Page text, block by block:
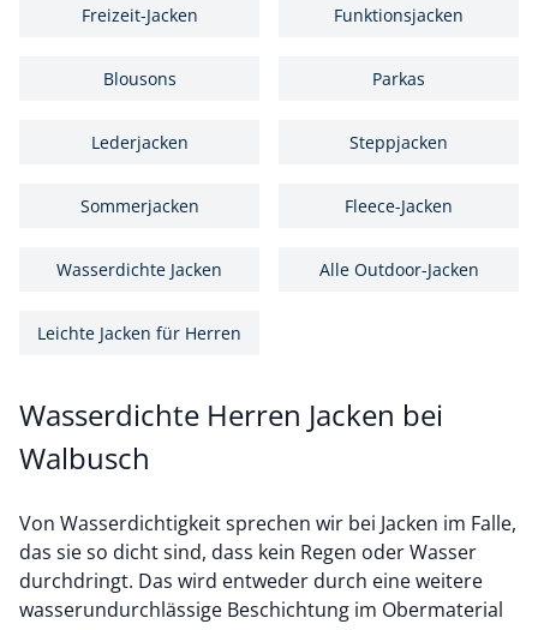
Freizeit-Jacken Funktionsjacken
Blousons Parkas
Lederjacken Steppjacken
Sommerjacken Fleece-Jacken
Wasserdichte Jacken Alle Outdoor-Jacken
Leichte Jacken für Herren
Wasserdichte Herren Jacken bei
Walbusch
Von Wasserdichtigkeit sprechen wir bei Jacken im Falle,
das sie so dicht sind, dass kein Regen oder Wasser
durchdringt. Das wird entweder durch eine weitere
wasserundurchlässige Beschichtung im Obermaterial